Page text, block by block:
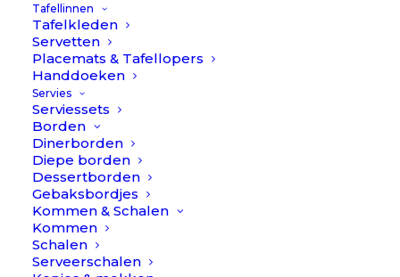
Tafellinnen
Tafelkleden
Servetten
Placemats & Tafellopers
Handdoeken
Servies
Serviessets
Borden
Dinerborden
Diepe borden
Dessertborden
Gebaksbordjes
Kommen & Schalen
Kommen
Schalen
Serveerschalen
Besteklegger – African
Horn // Cutipol
Waardering
op
gebaseerd
klantbeoordelingen
(3klantbeoordelingen)
Afwerking
Prachtig! Wat een mooie toevoeging aan je gedekte
tafel, deze marble horn bestekhouder is een ware eye-
catcher! Leg je tafelmes, tafellepel en tafelvork op deze
houder en laat je gasten verbazen. We are in love…